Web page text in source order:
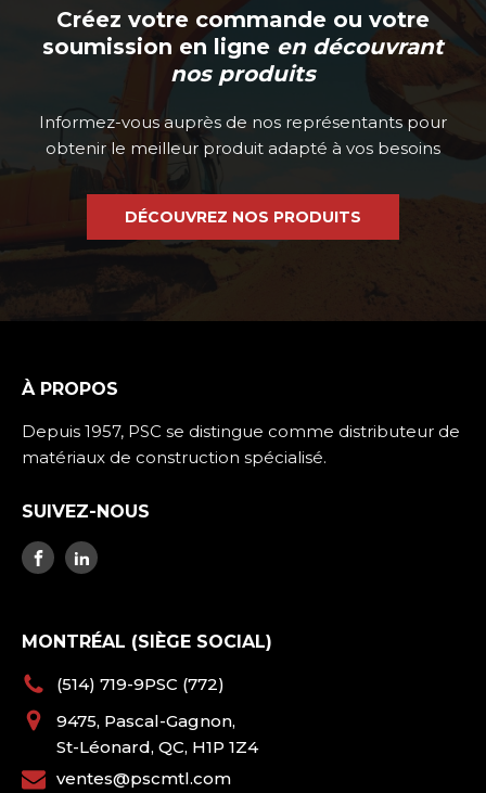
Créez votre commande ou votre
soumission en ligne en découvrant
nos produits
Informez-vous auprès de nos représentants pour
obtenir le meilleur produit adapté à vos besoins
DÉCOUVREZ NOS PRODUITS
À PROPOS
Depuis 1957, PSC se distingue comme distributeur de
matériaux de construction spécialisé.
SUIVEZ-NOUS
MONTRÉAL (SIÈGE SOCIAL)
(514) 719-9PSC (772)
9475, Pascal-Gagnon,
St-Léonard, QC, H1P 1Z4
ventes@pscmtl.com